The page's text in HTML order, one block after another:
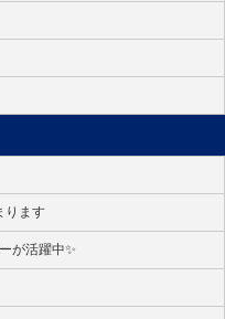
ります
が活躍中✨